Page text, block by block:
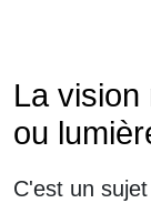
La vision
ou
C'est un